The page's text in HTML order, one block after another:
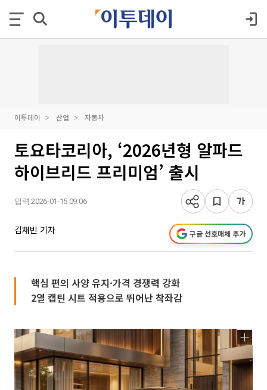
이투데이 산업 자동차
토요타코리아, ‘2026년형 알파드
하이브리드 프리미엄’ 출시
입력 2026-01-15 09:06
김채빈 기자 구글 선호매체 추가
핵심 편의 사양 유지·가격 경쟁력 강화
2열 캡틴 시트 적용으로 뛰어난 착좌감